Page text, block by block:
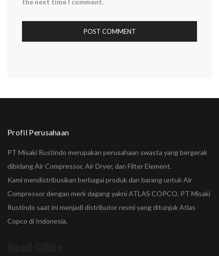
the next time I comment.
Profil Perusahaan
PT Misaki Rustindo merupakan perusahaan swasta yang bergerak
dibidang Air Compressor, Air Dryer, dan Filter Element.
Kami mendistribusikan berbagai produk dan barang untuk Air
Compressor dengan merk dagang yakni ATLAS COPCO. PT Misaki
Rustindo saat ini menjadi distributor resmi yang ditunjuk Atlas
Copco di Indonesia.